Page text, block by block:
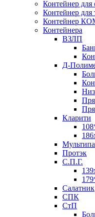
Контейнер для
Контейнер для
Контейнер
Контейнера
ВЗЛП
Д-
Кларити
Протэк
С.П.Г.
Салатник
СПК
СтП